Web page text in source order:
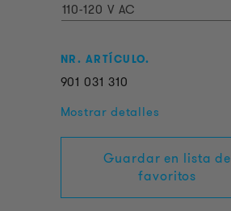
110-120 V AC
NR. ARTÍCULO.
901 031 310
Mostrar detalles
Guardar en lista de
favoritos